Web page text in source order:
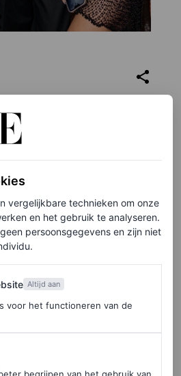
vergelijkbare technieken om onze
en het gebruik te analyseren.
persoonsgegevens en zijn niet
Altijd aan
voor het functioneren van de